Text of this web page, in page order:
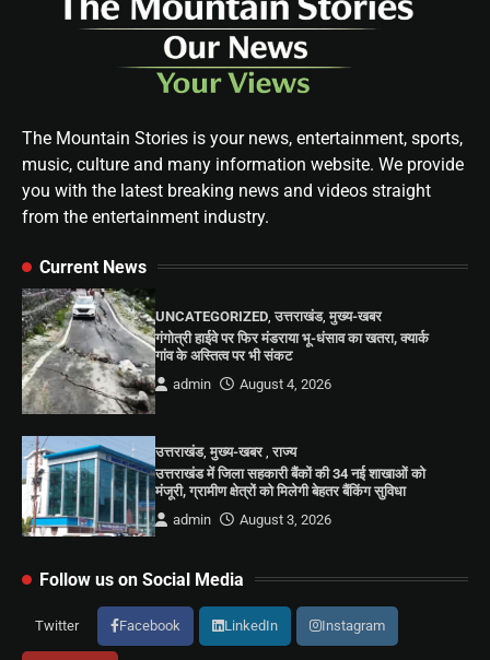
The Mountain Stories is your news, entertainment, sports,
music, culture and many information website. We provide
you with the latest breaking news and videos straight
from the entertainment industry.
Current News
UNCATEGORIZED,उत्तराखंड,मुख्य-खबर
गंगोत्री हाईवे पर फिर मंडराया भू-धंसाव का खतरा, क्यार्क
गांव के अस्तित्व पर भी संकट
admin
August 4, 2026
उत्तराखंड,मुख्य-खबर ,राज्य
उत्तराखंड में जिला सहकारी बैंकों की 34 नई शाखाओं को
मंजूरी, ग्रामीण क्षेत्रों को मिलेगी बेहतर बैंकिंग सुविधा
admin
August 3, 2026
Follow us on Social Media
Twitter Facebook LinkedIn Instagram